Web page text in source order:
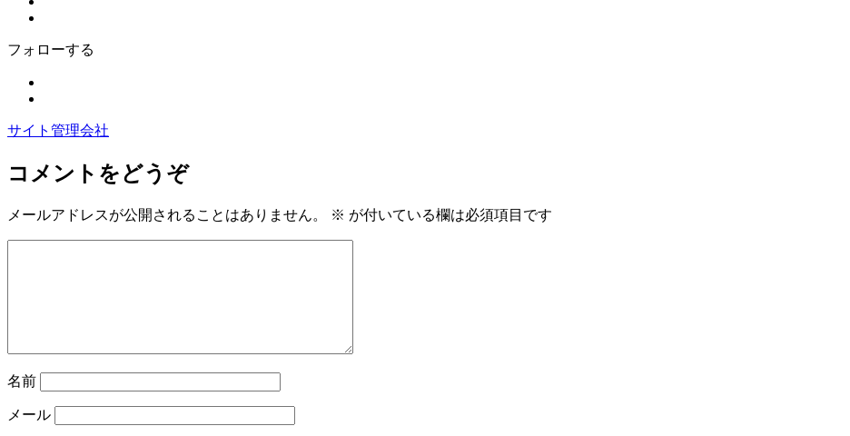
フォローする
サイト管理会社
コメントをどうぞ
メールアドレスが公開されることはありません。 ※ が付いている欄は必須項目です
名前
メール